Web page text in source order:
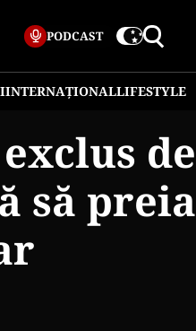
PODCAST
INTERNAȚIONALLIFESTYLE
de
să preia